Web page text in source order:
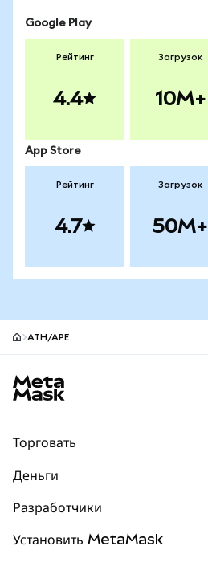
Google Play
Рейтинг
4.4
Загрузок
10M+
App Store
Рейтинг
4.7
Загрузок
50M+
ATH/APE
Торговать
Прогнозы
Перпы НОВИНКА
Деньги
mUSD
Разработчики
Установить MetaMask